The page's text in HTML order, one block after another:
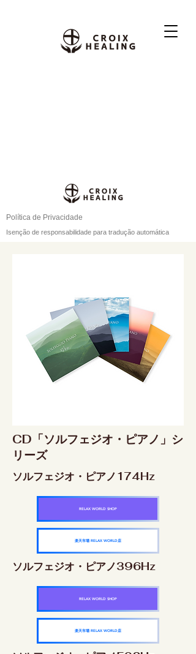
Política de Privacidade
Isenção de responsabilidade para tradução automática
CD「ソルフェジオ・ピアノ」シ
リーズ
ソルフェジオ・ピアノ174Hz
RELAX WORLD SHOP
楽天市場 RELAX WORLD店
ソルフェジオ・ピアノ396Hz
RELAX WORLD SHOP
楽天市場 RELAX WORLD店